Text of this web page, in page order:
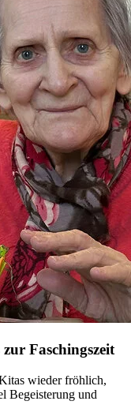
Faschingszeit
wieder fröhlich,
Begeisterung und